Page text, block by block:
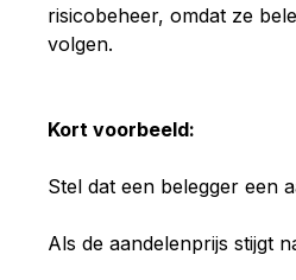
risicobeheer, omdat ze
volgen.
Kort voorbeeld:
Stel dat een belegger een
Als de aandelenprijs stijgt